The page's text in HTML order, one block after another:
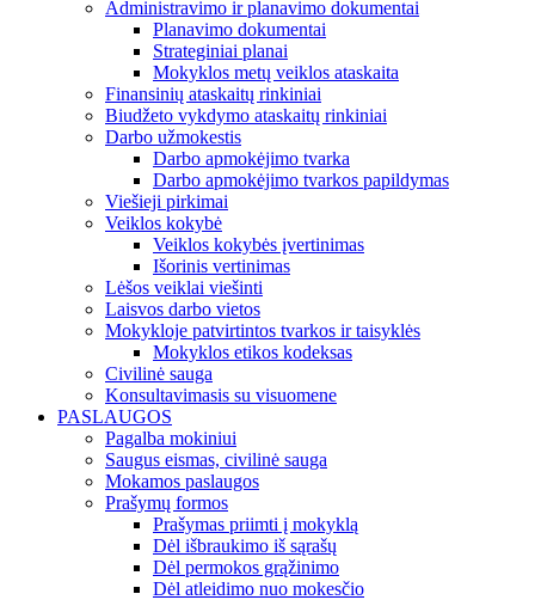
Administravimo ir planavimo dokumentai
Planavimo dokumentai
Strateginiai planai
Mokyklos metų veiklos ataskaita
Finansinių ataskaitų rinkiniai
Biudžeto vykdymo ataskaitų rinkiniai
Darbo užmokestis
Darbo apmokėjimo tvarka
Darbo apmokėjimo tvarkos papildymas
Viešieji pirkimai
Veiklos kokybė
Veiklos kokybės įvertinimas
Išorinis vertinimas
Lėšos veiklai viešinti
Laisvos darbo vietos
Mokykloje patvirtintos tvarkos ir taisyklės
Mokyklos etikos kodeksas
Civilinė sauga
Konsultavimasis su visuomene
PASLAUGOS
Pagalba mokiniui
Saugus eismas, civilinė sauga
Mokamos paslaugos
Prašymų formos
Prašymas priimti į mokyklą
Dėl išbraukimo iš sąrašų
Dėl permokos grąžinimo
Dėl atleidimo nuo mokesčio